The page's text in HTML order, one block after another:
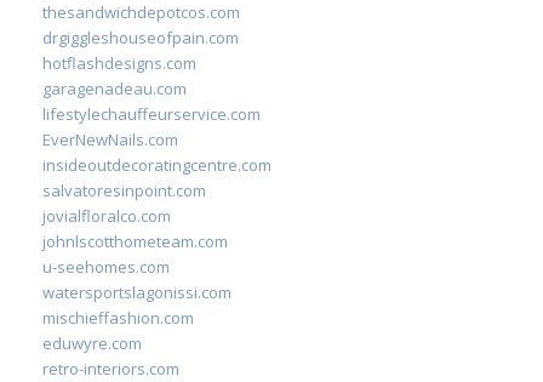
thesandwichdepotcos.com
drgiggleshouseofpain.com
hotflashdesigns.com
garagenadeau.com
lifestylechauffeurservice.com
EverNewNails.com
insideoutdecoratingcentre.com
salvatoresinpoint.com
jovialfloralco.com
johnlscotthometeam.com
u-seehomes.com
watersportslagonissi.com
mischieffashion.com
eduwyre.com
retro-interiors.com